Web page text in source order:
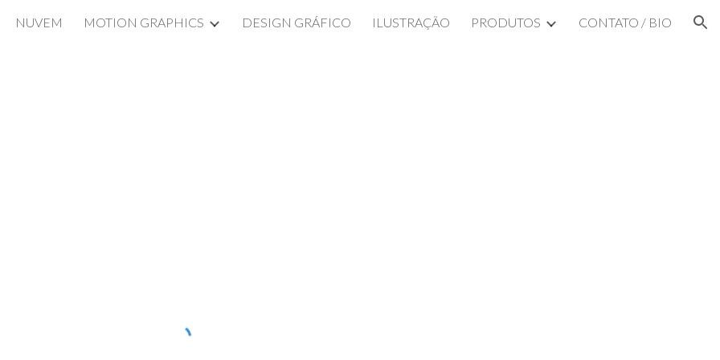
to main content Skip to navigation
NUVEM MOTION GRAPHICS DESIGN GRÁFICO ILUSTRAÇÃO PRODUTOS CONTATO / BIO